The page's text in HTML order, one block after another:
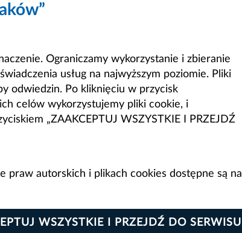
Ograniczamy wykorzystanie i zbieranie
usług na najwyższym poziomie. Pliki
odwiedzin. Po kliknięciu w przycisk
celów wykorzystujemy pliki cookie, i
„ZAAKCEPTUJ WSZYSTKIE I PRZEJDŹ
autorskich i plikach cookies dostępne są na
WSZYSTKIE I PRZEJDŹ DO SERWISU